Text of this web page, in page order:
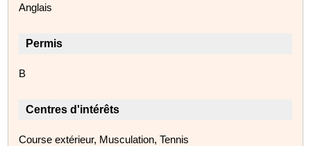
Anglais
Permis
B
Centres d'intérêts
Course extérieur, Musculation, Tennis